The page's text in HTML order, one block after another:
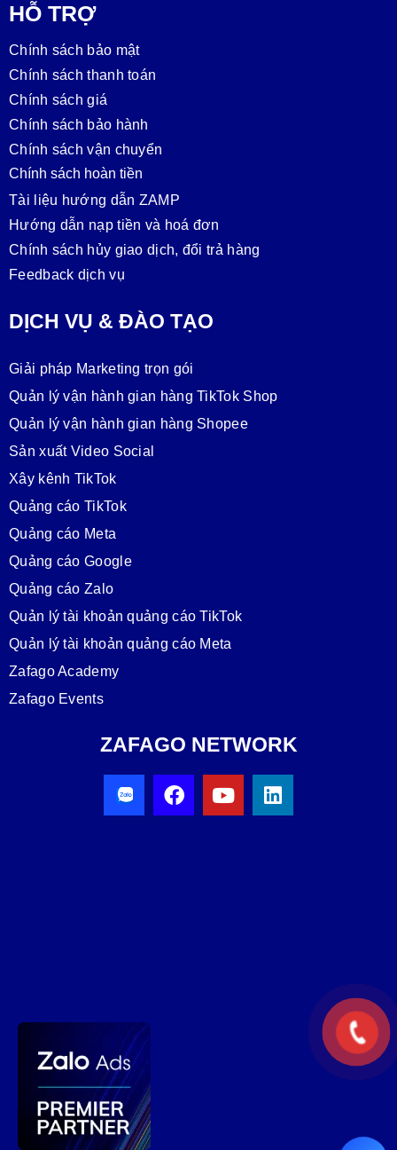
HỖ TRỢ
Chính sách bảo mật
Chính sách thanh toán
Chính sách giá
Chính sách bảo hành
Chính sách vận chuyển
Chính sách hoàn tiền
Tài liệu hướng dẫn ZAMP
Hướng dẫn nạp tiền và hoá đơn
Chính sách hủy giao dịch, đổi trả hàng
Feedback dịch vụ
DỊCH VỤ & ĐÀO TẠO
Giải pháp Marketing trọn gói
Quản lý vận hành gian hàng TikTok Shop
Quản lý vận hành gian hàng Shopee
Sản xuất Video Social
Xây kênh TikTok
Quảng cáo TikTok
Quảng cáo Meta
Quảng cáo Google
Quảng cáo Zalo
Quản lý tài khoản quảng cáo TikTok
Quản lý tài khoản quảng cáo Meta
Zafago Academy
Zafago Events
ZAFAGO NETWORK